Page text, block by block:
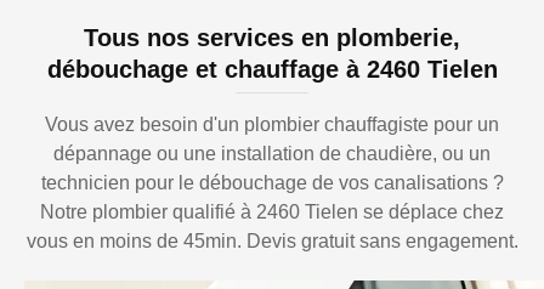
Tous nos services en plomberie,
débouchage et chauffage à 2460 Tielen
Vous avez besoin d'un plombier chauffagiste pour un
dépannage ou une installation de chaudière, ou un
technicien pour le débouchage de vos canalisations ?
Notre plombier qualifié à 2460 Tielen se déplace chez
vous en moins de 45min. Devis gratuit sans engagement.